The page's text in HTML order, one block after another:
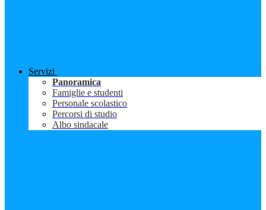
Servizi
Panoramica
Famiglie e studenti
Personale scolastico
Percorsi di studio
Albo sindacale